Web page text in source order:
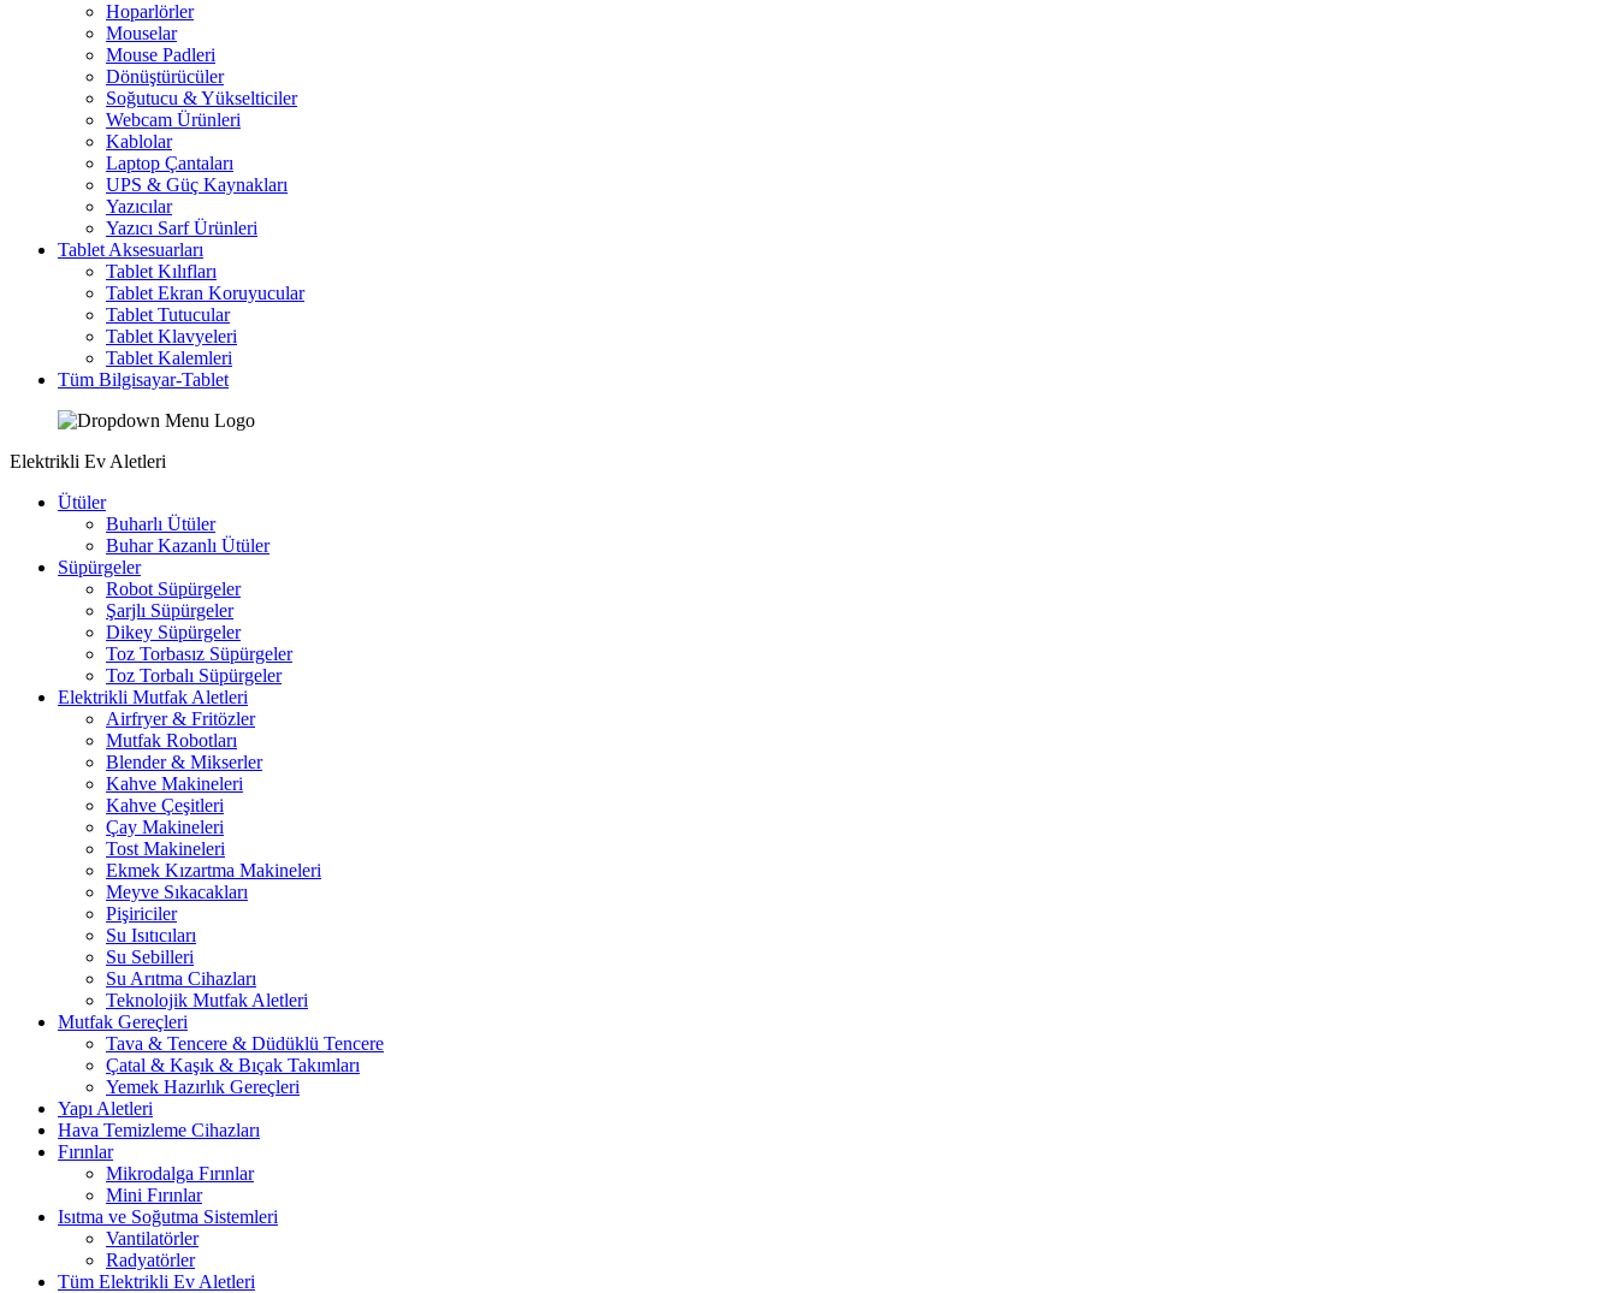
Hoparlörler
Mouselar
Mouse Padleri
Dönüştürücüler
Soğutucu & Yükselticiler
Webcam Ürünleri
Kablolar
Laptop Çantaları
UPS & Güç Kaynakları
Yazıcılar
Yazıcı Sarf Ürünleri
Tablet Aksesuarları
Tablet Kılıfları
Tablet Ekran Koruyucular
Tablet Tutucular
Tablet Klavyeleri
Tablet Kalemleri
Tüm Bilgisayar-Tablet
Elektrikli Ev Aletleri
Ütüler
Buharlı Ütüler
Buhar Kazanlı Ütüler
Süpürgeler
Robot Süpürgeler
Şarjlı Süpürgeler
Dikey Süpürgeler
Toz Torbasız Süpürgeler
Toz Torbalı Süpürgeler
Elektrikli Mutfak Aletleri
Airfryer & Fritözler
Mutfak Robotları
Blender & Mikserler
Kahve Makineleri
Kahve Çeşitleri
Çay Makineleri
Tost Makineleri
Ekmek Kızartma Makineleri
Meyve Sıkacakları
Pişiriciler
Su Isıtıcıları
Su Sebilleri
Su Arıtma Cihazları
Teknolojik Mutfak Aletleri
Mutfak Gereçleri
Tava & Tencere & Düdüklü Tencere
Çatal & Kaşık & Bıçak Takımları
Yemek Hazırlık Gereçleri
Yapı Aletleri
Hava Temizleme Cihazları
Fırınlar
Mikrodalga Fırınlar
Mini Fırınlar
Isıtma ve Soğutma Sistemleri
Vantilatörler
Radyatörler
Tüm Elektrikli Ev Aletleri